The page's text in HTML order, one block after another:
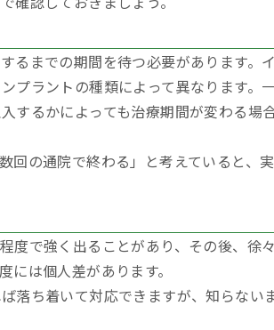
るまでの期間を待つ必要があります。
プラントの種類によって異なります。
するかによっても治療期間が変わる場
回の通院で終わる」と考えていると、
度で強く出ることがあり、その後、徐
は個人差があります。
落ち着いて対応できますが、知らない